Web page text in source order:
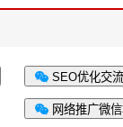
SEO优化交
网络推广微